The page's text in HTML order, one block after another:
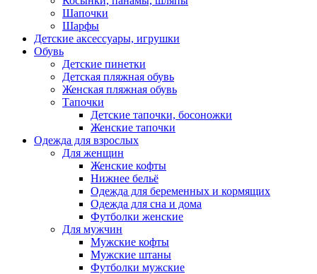
Шапочки
Шарфы
Детские аксессуары, игрушки
Обувь
Детские пинетки
Детская пляжная обувь
Женская пляжная обувь
Тапочки
Детские тапочки, босоножки
Женские тапочки
Одежда для взрослых
Для женщин
Женские кофты
Нижнее бельё
Одежда для беременных и кормящих
Одежда для сна и дома
Футболки женские
Для мужчин
Мужские кофты
Мужские штаны
Футболки мужские